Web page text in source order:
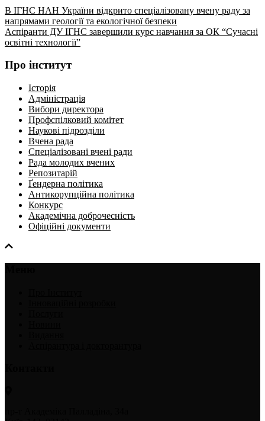
В ІГНС НАН України відкрито спеціалізовану вчену раду за
напрямами геології та екологічної безпеки
Аспіранти ДУ ІГНС завершили курс навчання за ОК “Сучасні
освітні технології”
Про інститут
Історія
Адміністрація
Вибори директора
Профспілковий комітет
Наукові підрозділи
Вчена рада
Спеціалізовані вчені ради
Рада молодих вчених
Репозитарій
Ґендерна політика
Антикорупційна політика
Конкурс
Академічна доброчесність
Офіційні документи